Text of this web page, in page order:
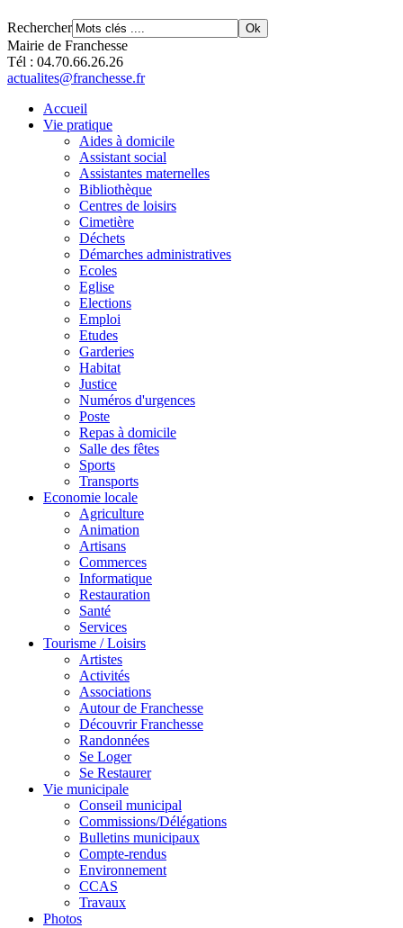
Rechercher
Mairie de Franchesse
Tél : 04.70.66.26.26
actualites@franchesse.fr
Accueil
Vie pratique
Aides à domicile
Assistant social
Assistantes maternelles
Bibliothèque
Centres de loisirs
Cimetière
Déchets
Démarches administratives
Ecoles
Eglise
Elections
Emploi
Etudes
Garderies
Habitat
Justice
Numéros d'urgences
Poste
Repas à domicile
Salle des fêtes
Sports
Transports
Economie locale
Agriculture
Animation
Artisans
Commerces
Informatique
Restauration
Santé
Services
Tourisme / Loisirs
Artistes
Activités
Associations
Autour de Franchesse
Découvrir Franchesse
Randonnées
Se Loger
Se Restaurer
Vie municipale
Conseil municipal
Commissions/Délégations
Bulletins municipaux
Compte-rendus
Environnement
CCAS
Travaux
Photos